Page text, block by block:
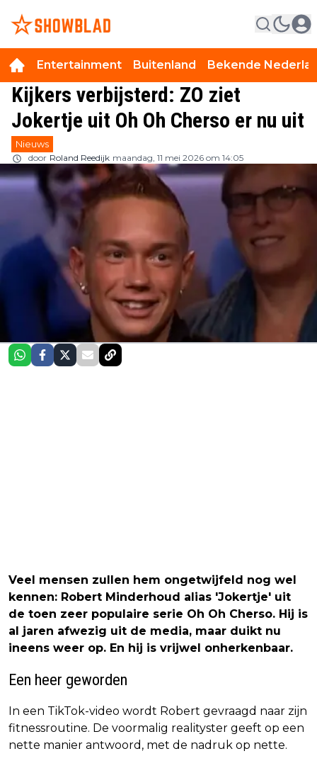
Entertainment Buitenland Bekende
Kijkers verbijsterd: ZO ziet
Jokertje uit Oh Oh Cherso er nu uit
Nieuws
door Roland Reedijk maandag, 11 mei 2026 om 14:05
Veel mensen zullen hem ongetwijfeld nog wel
kennen: Robert Minderhoud alias 'Jokertje' uit
de toen zeer populaire serie Oh Oh Cherso. Hij is
al jaren afwezig uit de media, maar duikt nu
ineens weer op. En hij is vrijwel onherkenbaar.
Een heer geworden
In een TikTok-video wordt Robert gevraagd naar zijn
fitnessroutine. De voormalig realityster geeft op een
nette manier antwoord, met de nadruk op nette.